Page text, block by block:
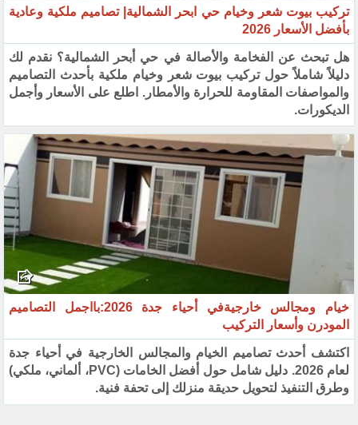
تركيب بيوت شعر وخيام حي ابحر الشمالية| تصاميم ملكية وعادية
بأفضل الأسعار 2026
هل تبحث عن الفخامة والأصالة في حي أبحر الشمالية؟ نقدم لك
دليلاً شاملاً حول تركيب بيوت شعر وخيام ملكية بأحدث التصاميم
والمواصفات المقاومة للحرارة والأمطار. اطلع على الأسعار وأجمل
الديكورات.
خيام ومجالس خارجيةفي أحياء جدة 2026:بااجمل التصاميم
المودرن وأسعار التركيب
اكتشف أحدث تصاميم الخيام والمجالس الخارجية في أحياء جدة
لعام 2026. دليل شامل حول أفضل الخامات (PVC، ألماني، ملكي)
وطرق التنفيذ لتحويل حديقة منزلك إلى تحفة فنية.